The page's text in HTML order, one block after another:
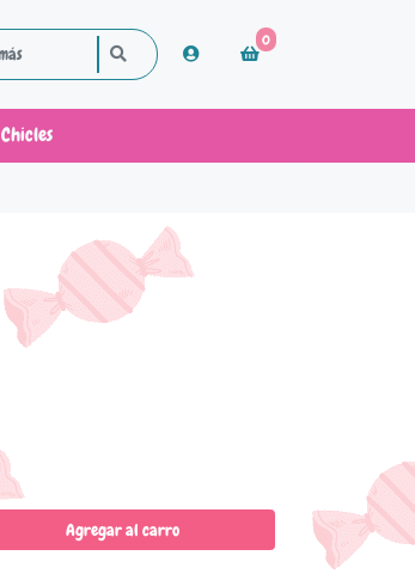
0
Chicles
Agregar al carro